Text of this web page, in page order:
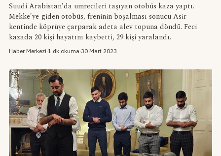
Suudi Arabistan'da umrecileri taşıyan otobüs kaza yaptı.
Mekke'ye giden otobüs, freninin boşalması sonucu Asir
kentinde köprüye çarparak adeta alev topuna döndü. Feci
kazada 20 kişi hayatını kaybetti, 29 kişi yaralandı.
Haber Merkezi·1 dk okuma·30 Mart 2023